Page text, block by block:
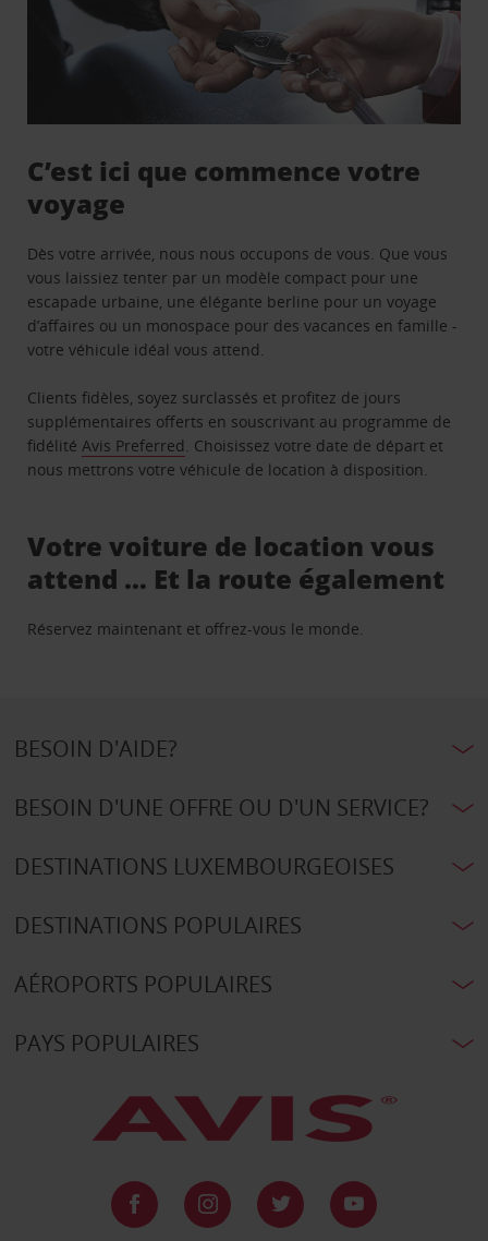
C’est ici que commence votre
voyage
Dès votre arrivée, nous nous occupons de vous. Que vous
vous laissiez tenter par un modèle compact pour une
escapade urbaine, une élégante berline pour un voyage
d’affaires ou un monospace pour des vacances en famille -
votre véhicule idéal vous attend.
Clients fidèles, soyez surclassés et profitez de jours
supplémentaires offerts en souscrivant au programme de
fidélitéAvis Preferred. Choisissez votre date de départ et
nous mettrons votre véhicule de location à disposition.
Votre voiture de location vous
attend … Et la route également
Réservez maintenant et offrez-vous le monde.
BESOIN D'AIDE?
BESOIN D'UNE OFFRE OU D'UN SERVICE?
DESTINATIONS LUXEMBOURGEOISES
DESTINATIONS POPULAIRES
AÉROPORTS POPULAIRES
PAYS POPULAIRES